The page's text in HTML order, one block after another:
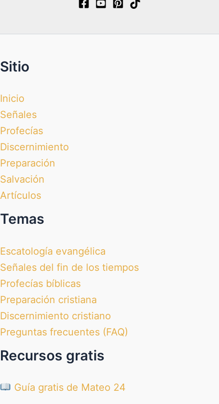
Sitio
Inicio
Señales
Profecías
Discernimiento
Preparación
Salvación
Artículos
Temas
Escatología evangélica
Señales del fin de los tiempos
Profecías bíblicas
Preparación cristiana
Discernimiento cristiano
Preguntas frecuentes (FAQ)
Recursos gratis
Guía gratis de Mateo 24